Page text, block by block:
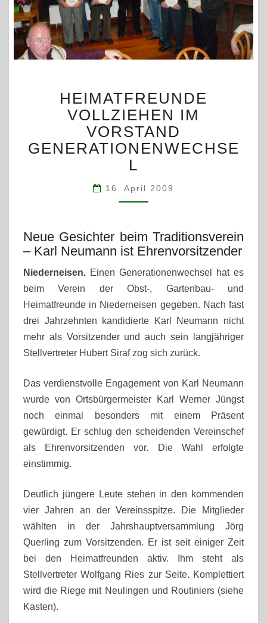
VOLLZIEHEN
IM
VORSTAND
HEIMATFREUNDE
VOLLZIEHEN IM
VORSTAND
GENERATIONENWECHSE
L
16. April 2009
Neue Gesichter beim Traditionsverein
– Karl Neumann ist Ehrenvorsitzender
Niederneisen. Einen Generationenwechsel hat es
beim Verein der Obst-, Gartenbau- und
Heimatfreunde in Niederneisen gegeben. Nach fast
drei Jahrzehnten kandidierte Karl Neumann nicht
mehr als Vorsitzender und auch sein langjähriger
Stellvertreter Hubert Siraf zog sich zurück.
Das verdienstvolle Engagement von Karl Neumann
wurde von Ortsbürgermeister Karl Werner Jüngst
noch einmal besonders mit einem Präsent
gewürdigt. Er schlug den scheidenden Vereinschef
als Ehrenvorsitzenden vor. Die Wahl erfolgte
einstimmig.
Deutlich jüngere Leute stehen in den kommenden
vier Jahren an der Vereinsspitze. Die Mitglieder
wählten in der Jahrshauptversammlung Jörg
Querling zum Vorsitzenden. Er ist seit einiger Zeit
bei den Heimatfreunden aktiv. Ihm steht als
Stellvertreter Wolfgang Ries zur Seite. Komplettiert
wird die Riege mit Neulingen und Routiniers (siehe
Kasten).